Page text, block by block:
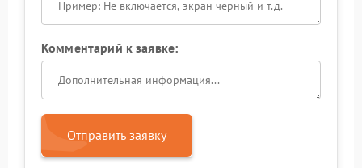
Комментарий к заявке:
Отправить заявку